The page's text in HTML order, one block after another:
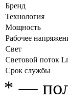
Бренд
Технология
Мощность
Рабочее
Свет
Световой поток
Срок службы
* —